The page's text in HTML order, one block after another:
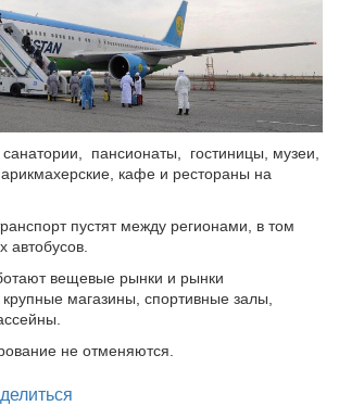
пансионаты, гостиницы, музеи,
кафе и рестораны на
пустят между регионами, в том
автобусов.
вещевые рынки и рынки
магазины, спортивные залы,
не отменяются.